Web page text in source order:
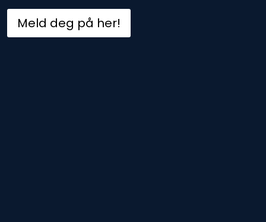
Meld deg på her!